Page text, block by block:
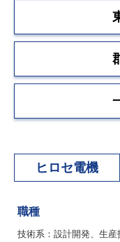
ヒロセ電機
職種
技術系：設計開発、生